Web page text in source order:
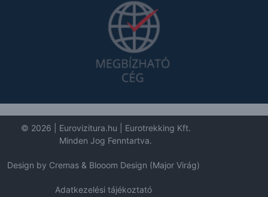
© 2026 | Eurovizitura.hu | Eurotrekking Kft.
Minden Jog Fenntartva.
Design by Cremas & Blooom Design (Major Virág)
Adatkezelési tájékoztató